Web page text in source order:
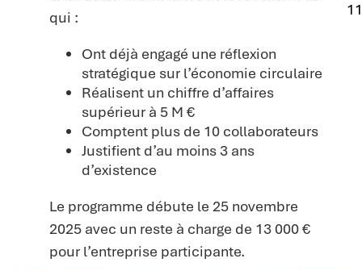
qui :
Ont déjà engagé une réflexion
stratégique sur l’économie circulaire
Réalisent un chiffre d’affaires
supérieur à 5 M €
Comptent plus de 10 collaborateurs
Justifient d’au moins 3 ans
d’existence
Le programme débute le 25 novembre
2025 avec un reste à charge de 13 000 €
pour l’entreprise participante.